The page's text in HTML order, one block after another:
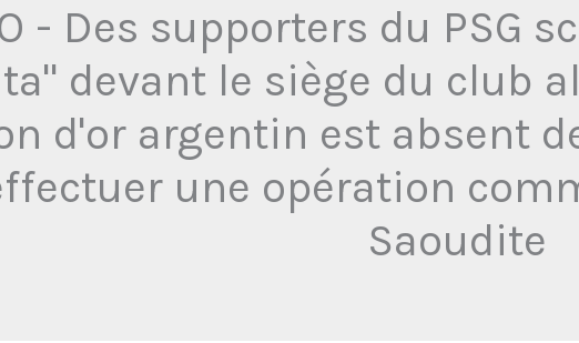
- Des supporters du PSG
devant le siège du club
d'or argentin est absent
une opération
Saoudite